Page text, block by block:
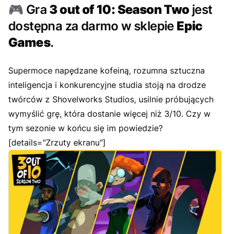
🎮 Gra 3 out of 10: Season Twojest
dostępna za darmo w sklepie Epic
Games.
Supermoce napędzane kofeiną, rozumna sztuczna
inteligencja i konkurencyjne studia stoją na drodze
twórców z Shovelworks Studios, usilnie próbujących
wymyślić grę, która dostanie więcej niż 3/10. Czy w
tym sezonie w końcu się im powiedzie?
[details="Zrzuty ekranu"]